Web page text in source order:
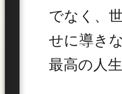
でなく、
せに導き
最高の人